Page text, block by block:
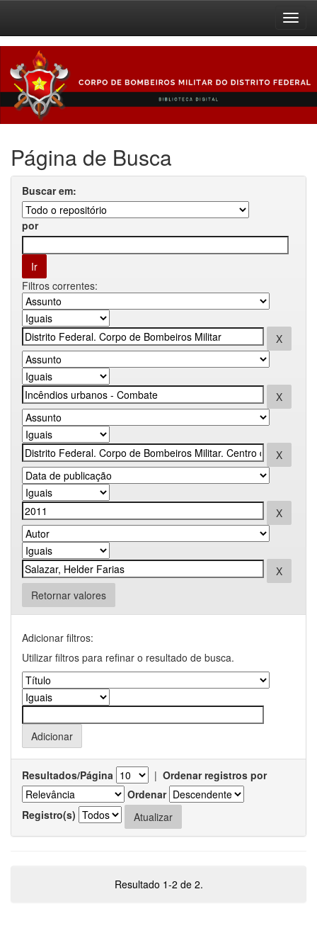
navigation
Página de Busca
Buscar em:
por
Filtros correntes:
Retornar valores
Adicionar filtros:
Utilizar filtros para refinar o resultado de busca.
Resultados/Página | Ordenar registros por
Ordenar
Registro(s)
Resultado 1-2 de 2.